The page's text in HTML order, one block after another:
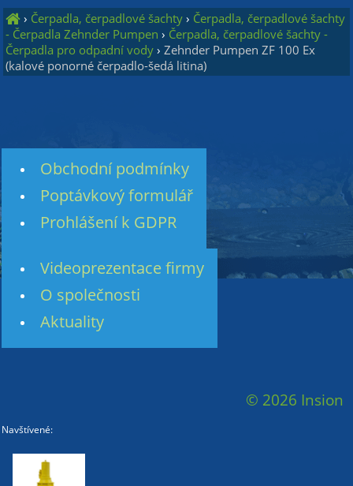
› Čerpadla, čerpadlové šachty › Čerpadla, čerpadlové šachty
- Čerpadla Zehnder Pumpen › Čerpadla, čerpadlové šachty -
Čerpadla pro odpadní vody ›Zehnder Pumpen ZF 100 Ex
(kalové ponorné čerpadlo-šedá litina)
Obchodní podmínky
Poptávkový formulář
Prohlášení k GDPR
Videoprezentace firmy
O společnosti
Aktuality
© 2026 Insion
Navštívené: